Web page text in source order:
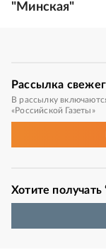
"Минская"
Рассылка
В рассылку
«Российской Газеты»
Хотите получать